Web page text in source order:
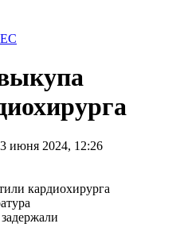
ЕС
июня 2024, 12:26